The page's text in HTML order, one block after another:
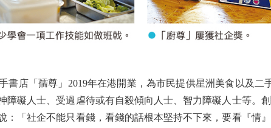
店「孺尊」2019年在港開業，為市民提供星洲美食以及二
障礙人士、受過虐待或有自殺傾向人士、智力障礙人士等。
：「社企不能只看錢，看錢的話根本堅持不下來，要看『情